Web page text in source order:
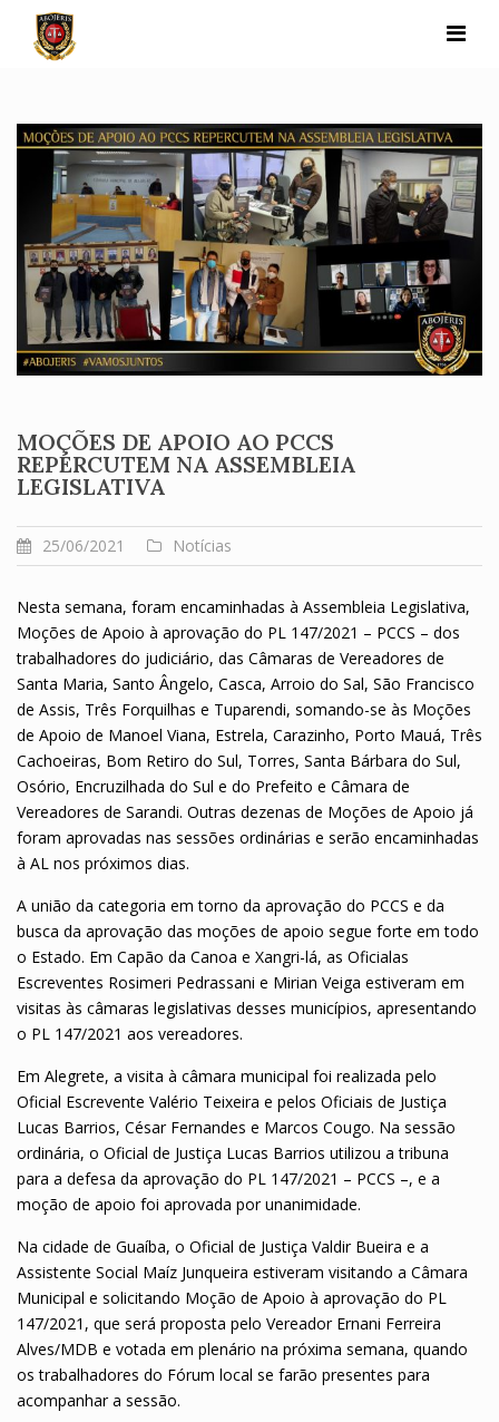
content
MOÇÕES DE APOIO AO PCCS
REPERCUTEM NA ASSEMBLEIA
LEGISLATIVA
25/06/2021 Notícias
Nesta semana, foram encaminhadas à Assembleia Legislativa,
Moções de Apoio à aprovação do PL 147/2021 – PCCS – dos
trabalhadores do judiciário, das Câmaras de Vereadores de
Santa Maria, Santo Ângelo, Casca, Arroio do Sal, São Francisco
de Assis, Três Forquilhas e Tuparendi, somando-se às Moções
de Apoio de Manoel Viana, Estrela, Carazinho, Porto Mauá, Três
Cachoeiras, Bom Retiro do Sul, Torres, Santa Bárbara do Sul,
Osório, Encruzilhada do Sul e do Prefeito e Câmara de
Vereadores de Sarandi. Outras dezenas de Moções de Apoio já
foram aprovadas nas sessões ordinárias e serão encaminhadas
à AL nos próximos dias.
A união da categoria em torno da aprovação do PCCS e da
busca da aprovação das moções de apoio segue forte em todo
o Estado. Em Capão da Canoa e Xangri-lá, as Oficialas
Escreventes Rosimeri Pedrassani e Mirian Veiga estiveram em
visitas às câmaras legislativas desses municípios, apresentando
o PL 147/2021 aos vereadores.
Em Alegrete, a visita à câmara municipal foi realizada pelo
Oficial Escrevente Valério Teixeira e pelos Oficiais de Justiça
Lucas Barrios, César Fernandes e Marcos Cougo. Na sessão
ordinária, o Oficial de Justiça Lucas Barrios utilizou a tribuna
para a defesa da aprovação do PL 147/2021 – PCCS –, e a
moção de apoio foi aprovada por unanimidade.
Na cidade de Guaíba, o Oficial de Justiça Valdir Bueira e a
Assistente Social Maíz Junqueira estiveram visitando a Câmara
Municipal e solicitando Moção de Apoio à aprovação do PL
147/2021, que será proposta pelo Vereador Ernani Ferreira
Alves/MDB e votada em plenário na próxima semana, quando
os trabalhadores do Fórum local se farão presentes para
acompanhar a sessão.